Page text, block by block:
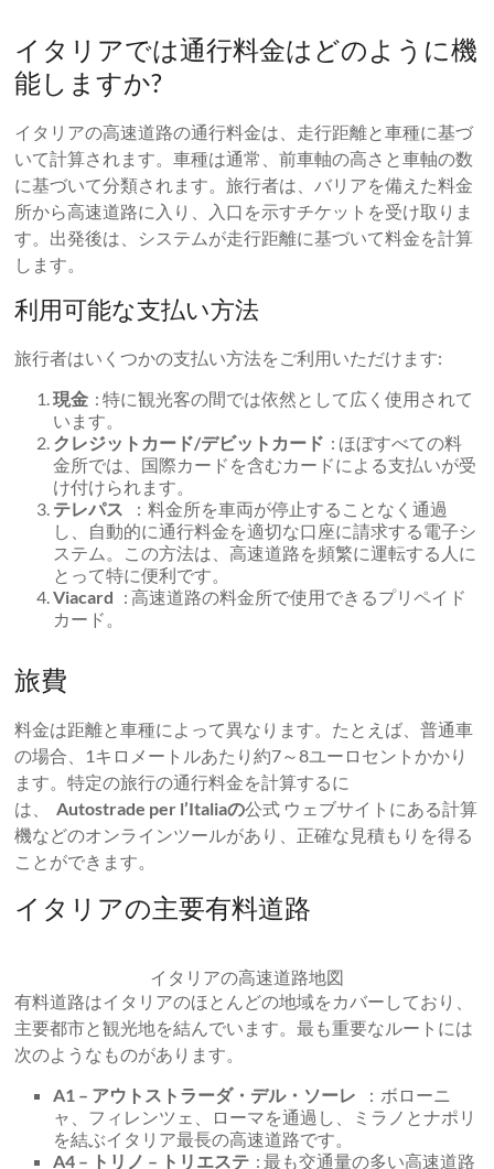
イタリアでは通行料金はどのように機
能しますか?
イタリアの高速道路の通行料金は、走行距離と車種に基づ
いて計算されます。車種は通常、前車軸の高さと車軸の数
に基づいて分類されます。旅行者は、バリアを備えた料金
所から高速道路に入り、入口を示すチケットを受け取りま
す。出発後は、システムが走行距離に基づいて料金を計算
します。
利用可能な支払い方法
旅行者はいくつかの支払い方法をご利用いただけます:
現金 : 特に観光客の間では依然として広く使用されて
います。
クレジットカード/デビットカード : ほぼすべての料
金所では、国際カードを含むカードによる支払いが受
け付けられます。
テレパス ：料金所を車両が停止することなく通過
し、自動的に通行料金を適切な口座に請求する電子シ
ステム。この方法は、高速道路を頻繁に運転する人に
とって特に便利です。
Viacard : 高速道路の料金所で使用できるプリペイド
カード。
旅費
料金は距離と車種によって異なります。たとえば、普通車
の場合、1キロメートルあたり約7～8ユーロセントかかり
ます。特定の旅行の通行料金を計算するに
は、Autostrade per l’Italiaの公式 ウェブサイトにある計算
機などのオンラインツールがあり、正確な見積もりを得る
ことができます。
イタリアの主要有料道路
イタリアの高速道路地図
有料道路はイタリアのほとんどの地域をカバーしており、
主要都市と観光地を結んでいます。最も重要なルートには
次のようなものがあります。
A1 – アウトストラーダ・デル・ソーレ ：ボローニ
ャ、フィレンツェ、ローマを通過し、ミラノとナポリ
を結ぶイタリア最長の高速道路です。
A4 – トリノ – トリエステ : 最も交通量の多い高速道路